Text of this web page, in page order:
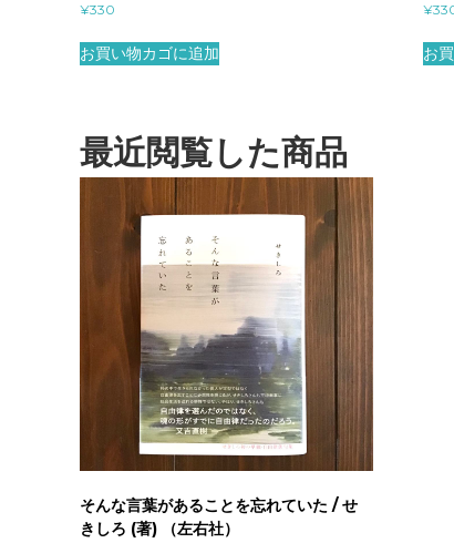
¥330
お買い物カゴに追加
¥
お
最近閲覧した商品
そんな言葉があることを忘れていた / せ
きしろ (著) （左右社）